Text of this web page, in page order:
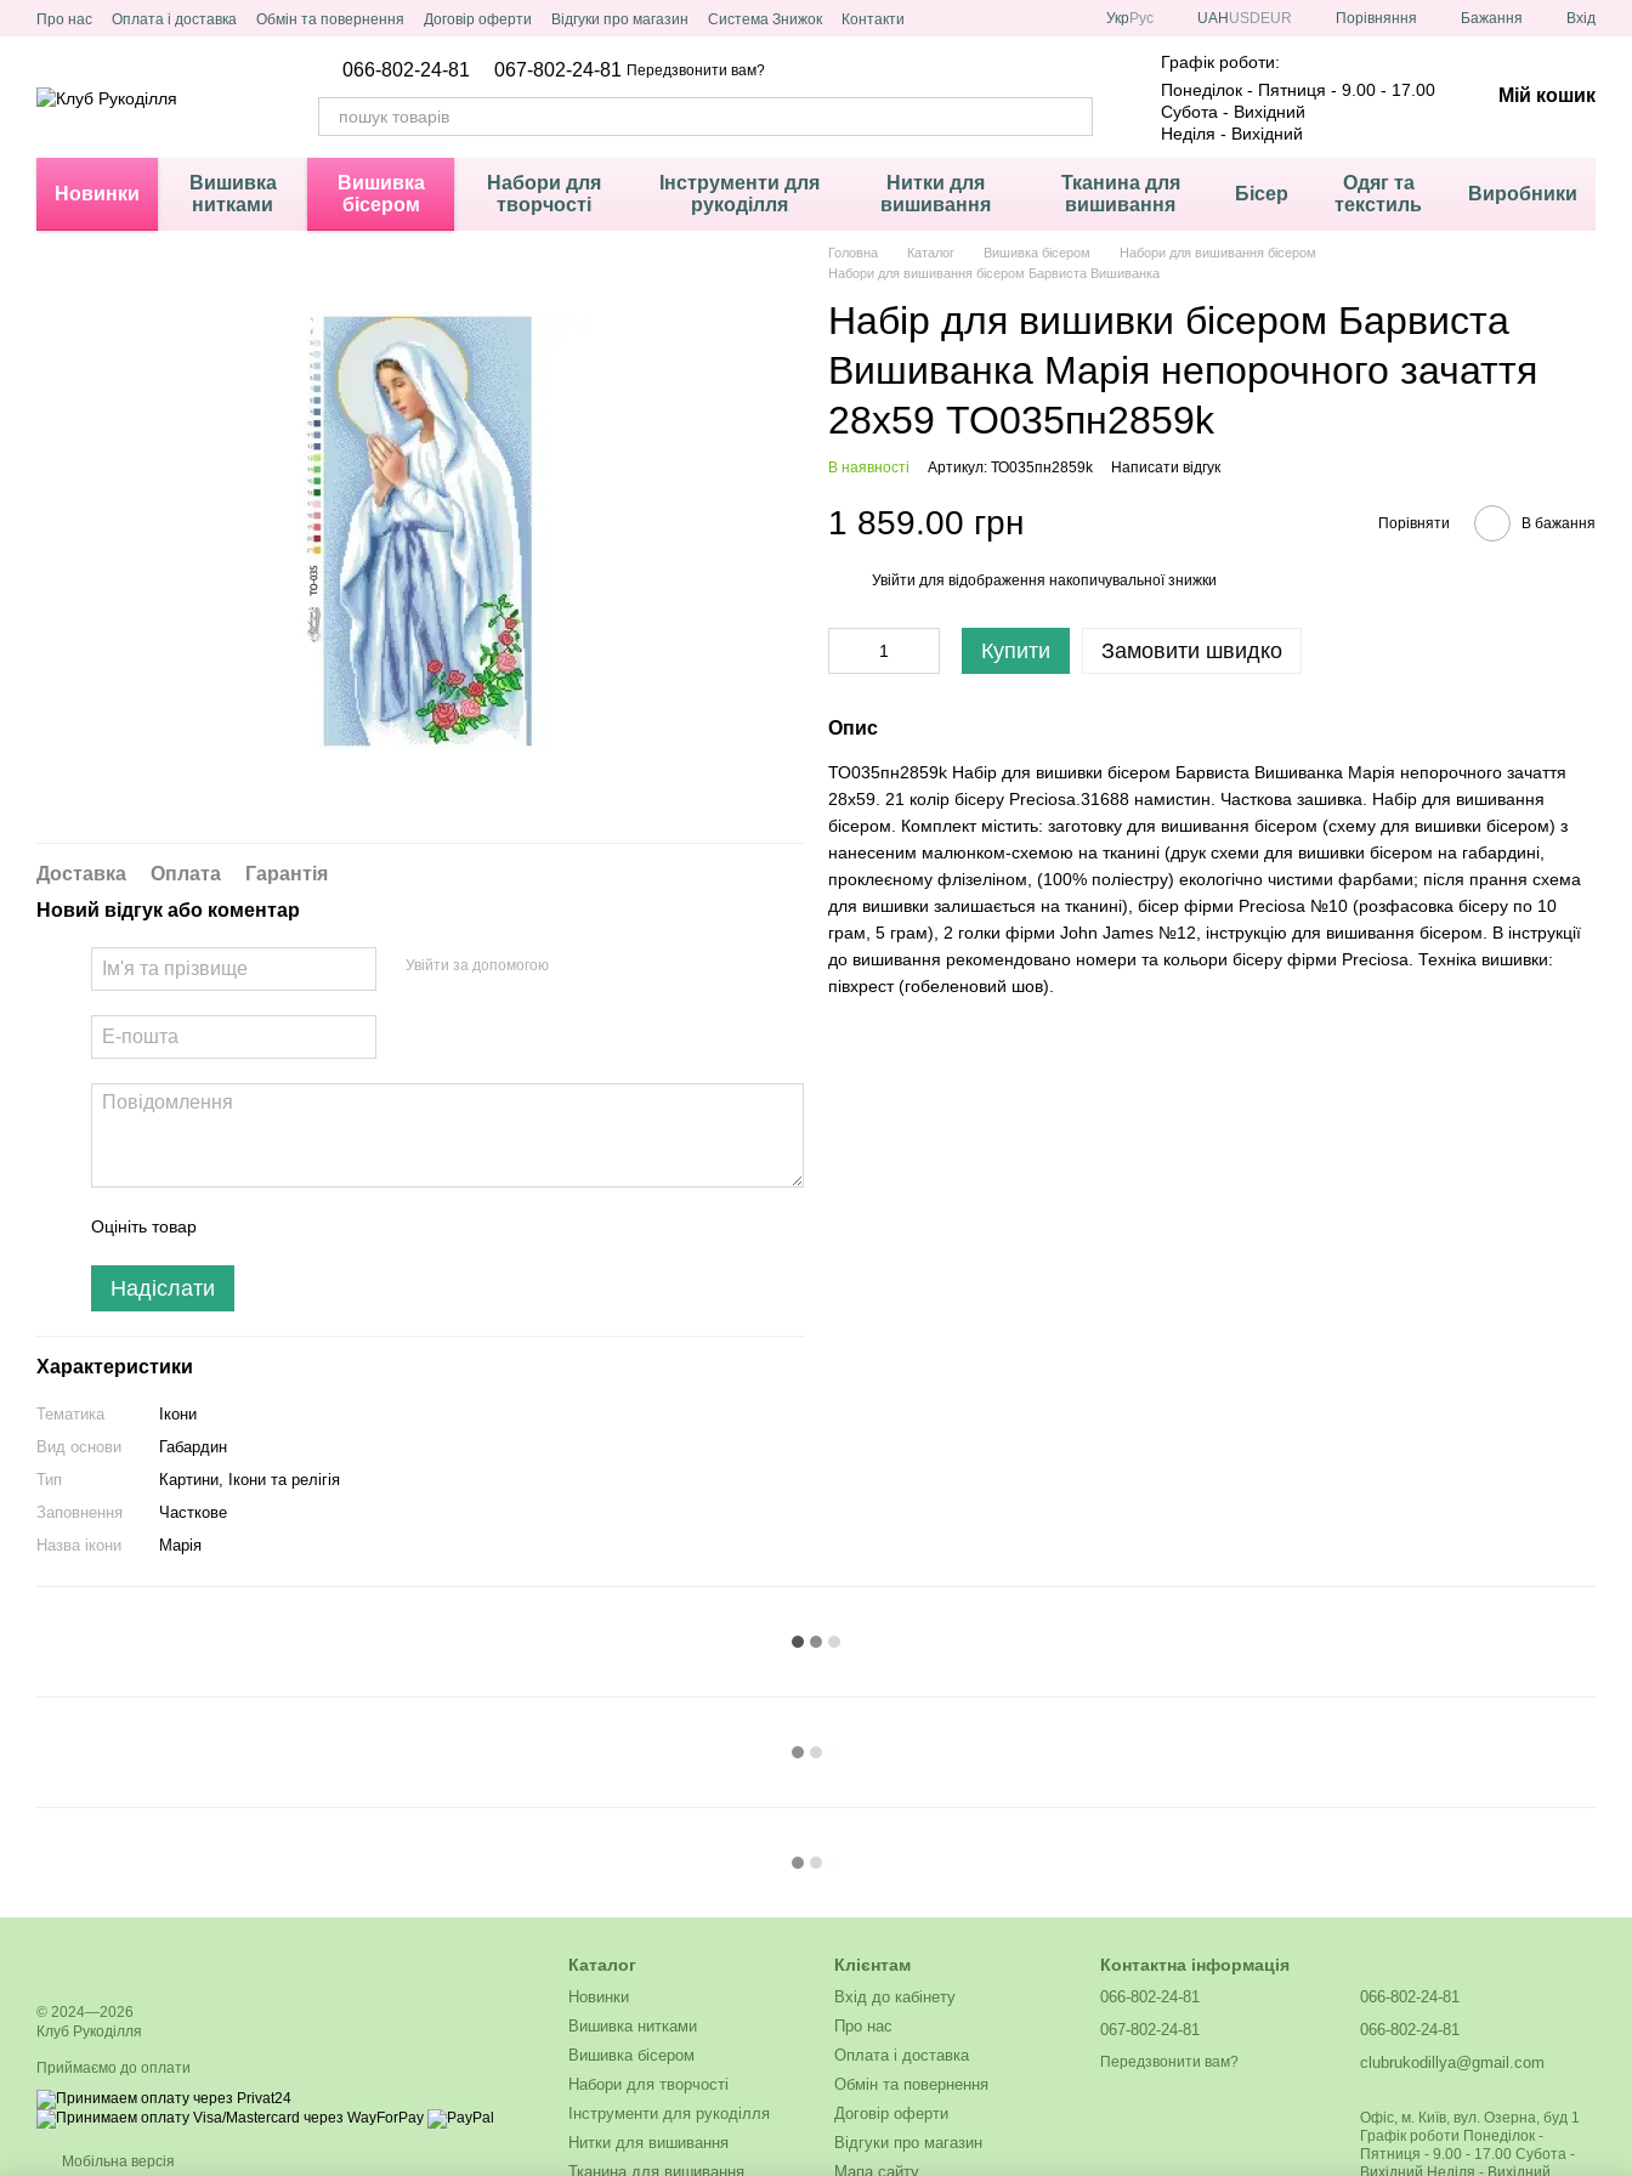
Перейти до основного контенту
Про нас Оплата і доставка Обмін та повернення Договір оферти Відгуки про магазин Система Знижок
Контакти
УкрРус UAH USD EUR Порівняння Бажання Вхід
066-802-24-81 067-802-24-81 Передзвонити вам?
Графік роботи:
Понеділок - Пятниця - 9.00 - 17.00
Субота - Вихідний
Неділя - Вихідний
Мій кошик
Новинки
Вишивка
нитками
Вишивка
бісером
Набори для
творчості
Інструменти для
рукоділля
Нитки для
вишивання
Тканина для
вишивання
Бісер
Одяг та
текстиль
Виробники
Доставка Оплата
Гарантія
Новий відгук або коментар
Увійти за допомогою
Оцініть товар
Надіслати
Характеристики
Тематика
Ікони
Вид основи
Габардин
Тип
Картини, Ікони та релігія
Заповнення
Часткове
Назва ікони
Марiя
Головна Каталог Вишивка бісером
Набори для вишивання бісером
Набори для вишивання бісером Барвиста Вишиванка
Набір для вишивки бісером Барвиста
Вишиванка Марія непорочного зачаття
28х59 ТО035пн2859k
В наявності Артикул: ТО035пн2859k Написати відгук
1 859.00 грн Порівняти В бажання
Увійти для відображення накопичувальної знижки
Купити Замовити швидко
Опис
ТО035пн2859k Набір для вишивки бісером Барвиста Вишиванка Марія непорочного зачаття
28х59. 21 колір бісеру Preciosa.31688 намистин. Часткова зашивка. Набір для вишивання
бісером. Комплект містить: заготовку для вишивання бісером (схему для вишивки бісером) з
нанесеним малюнком-схемою на тканині (друк схеми для вишивки бісером на габардині,
проклеєному флізеліном, (100% поліестру) екологічно чистими фарбами; після прання схема
для вишивки залишається на тканині), бісер фірми Preciosa №10 (розфасовка бісеру по 10
грам, 5 грам), 2 голки фірми John James №12, інструкцію для вишивання бісером. В інструкції
до вишивання рекомендовано номери та кольори бісеру фірми Preciosa. Техніка вишивки:
півхрест (гобеленовий шов).
© 2024—2026
Клуб Рукоділля
Приймаємо до оплати
Мобільна версія
Каталог
Новинки
Вишивка нитками
Вишивка бісером
Набори для творчості
Інструменти для рукоділля
Нитки для вишивання
Тканина для вишивання
Клієнтам
Вхід до кабінету
Про нас
Оплата і доставка
Обмін та повернення
Договір оферти
Відгуки про магазин
Мапа сайту
Контактна інформація
066-802-24-81
067-802-24-81
Передзвонити вам?
066-802-24-81
066-802-24-81
clubrukodillya@gmail.com
Офіс, м. Київ, вул. Озерна, буд 1
Графік роботи Понеділок -
Пятниця - 9.00 - 17.00 Субота -
Вихідний Неділя - Вихідний